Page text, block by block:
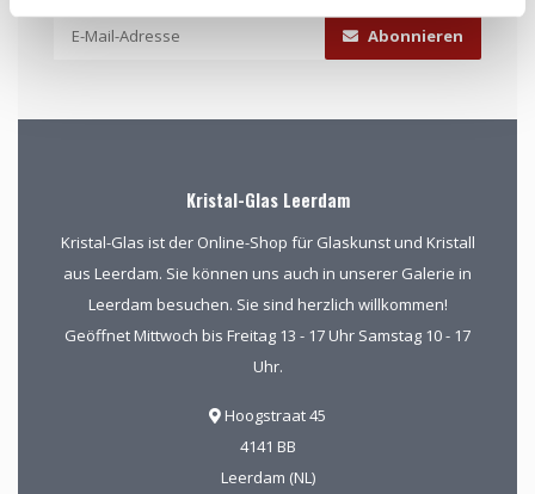
Abonnieren
Kristal-Glas Leerdam
Kristal-Glas ist der Online-Shop für Glaskunst und Kristall
aus Leerdam. Sie können uns auch in unserer Galerie in
Leerdam besuchen. Sie sind herzlich willkommen!
Geöffnet Mittwoch bis Freitag 13 - 17 Uhr Samstag 10 - 17
Uhr.
Hoogstraat 45
4141 BB
Leerdam (NL)